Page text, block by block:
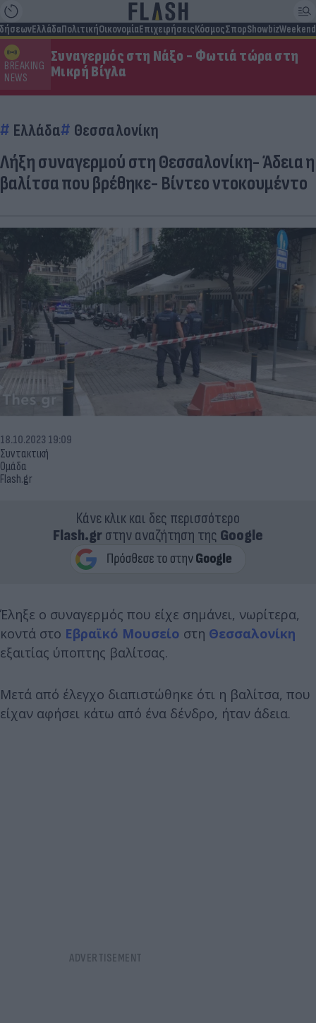
ΕλλάδαΠολιτικήΟικονομίαΕπιχειρήσειςΚόσμοςΣπορShowbizWeekend
BREAKING
NEWS
Συναγερμός στη Νάξο - Φωτιά τώρα στη
Μικρή Βίγλα
Ελλάδα Θεσσαλονίκη
Λήξη συναγερμού στη Θεσσαλονίκη- Άδεια η
βαλίτσα που βρέθηκε- Βίντεο ντοκουμέντο
Συντακτική
Ομάδα
Flash.gr
18.10.2023 19:09
Κάνε κλικ και δες περισσότερο
Flash.grστην αναζήτηση της Google
Έληξε ο συναγερμός που είχε σημάνει, νωρίτερα,
κοντά στο Εβραϊκό Μουσείο στη Θεσσαλονίκη
εξαιτίας ύποπτης βαλίτσας.
Μετά από έλεγχο διαπιστώθηκε ότι η βαλίτσα, που
είχαν αφήσει κάτω από ένα δένδρο, ήταν άδεια.